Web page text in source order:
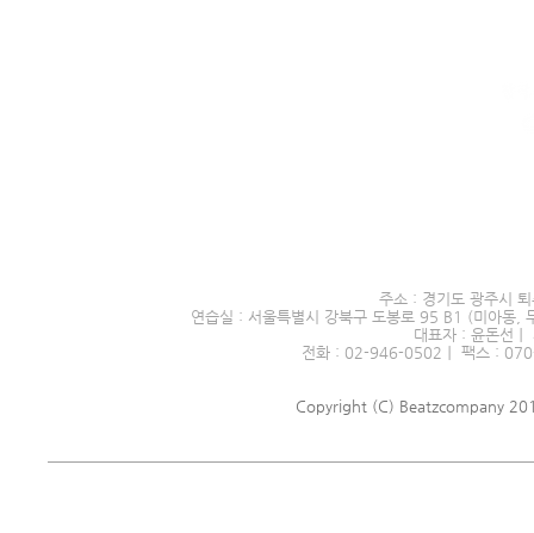
주소 : 경기도 광주시
연습실 : 서울특별시 강북구 도봉로 95 B1 (미아동,
대표자 : 윤돈선
전화 : 02-946-0502｜ 팩스 :
Copyright (C) Beatzcompany